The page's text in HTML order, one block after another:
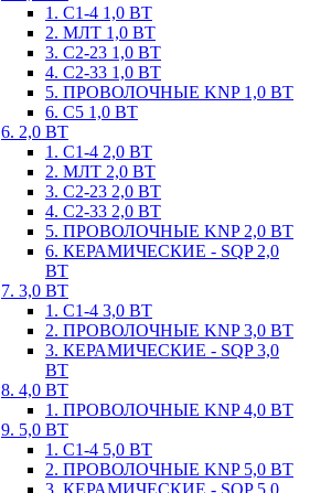
1. С1-4 1,0 ВТ
2. МЛТ 1,0 ВТ
3. С2-23 1,0 ВТ
4. С2-33 1,0 ВТ
5. ПРОВОЛОЧНЫЕ KNP 1,0 ВТ
6. С5 1,0 ВТ
6. 2,0 ВТ
1. С1-4 2,0 ВТ
2. МЛТ 2,0 ВТ
3. С2-23 2,0 ВТ
4. С2-33 2,0 ВТ
5. ПРОВОЛОЧНЫЕ KNP 2,0 ВТ
6. КЕРАМИЧЕСКИЕ - SQP 2,0
ВТ
7. 3,0 ВТ
1. С1-4 3,0 ВТ
2. ПРОВОЛОЧНЫЕ KNP 3,0 ВТ
3. КЕРАМИЧЕСКИЕ - SQP 3,0
ВТ
8. 4,0 ВТ
1. ПРОВОЛОЧНЫЕ KNP 4,0 ВТ
9. 5,0 ВТ
1. С1-4 5,0 ВТ
2. ПРОВОЛОЧНЫЕ KNP 5,0 ВТ
3. КЕРАМИЧЕСКИЕ - SQP 5,0